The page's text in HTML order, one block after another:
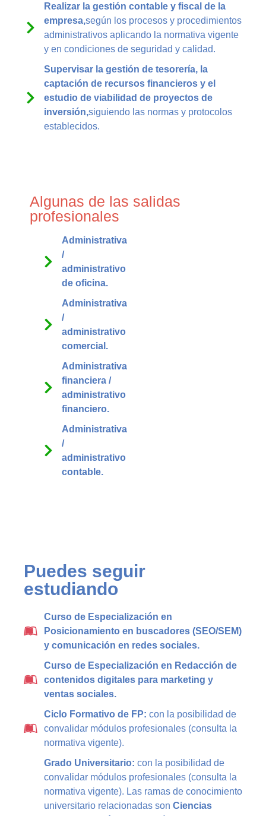
Realizar la gestión contable y fiscal de la
empresa,según los procesos y procedimientos
administrativos aplicando la normativa vigente
y en condiciones de seguridad y calidad.
Supervisar la gestión de tesorería, la
captación de recursos financieros y el
estudio de viabilidad de proyectos de
inversión,siguiendo las normas y protocolos
establecidos.
Algunas de las salidas
profesionales
Administrativa
/
administrativo
de oficina.
Administrativa
/
administrativo
comercial.
Administrativa
financiera /
administrativo
financiero.
Administrativa
/
administrativo
contable.
Puedes seguir
estudiando
Curso de Especialización en
Posicionamiento en buscadores (SEO/SEM)
y comunicación en redes sociales.
Curso de Especialización en Redacción de
contenidos digitales para marketing y
ventas sociales.
Ciclo Formativo de FP: con la posibilidad de
convalidar módulos profesionales (consulta la
normativa vigente).
Grado Universitario: con la posibilidad de
convalidar módulos profesionales (consulta la
normativa vigente). Las ramas de conocimiento
universitario relacionadas son Ciencias